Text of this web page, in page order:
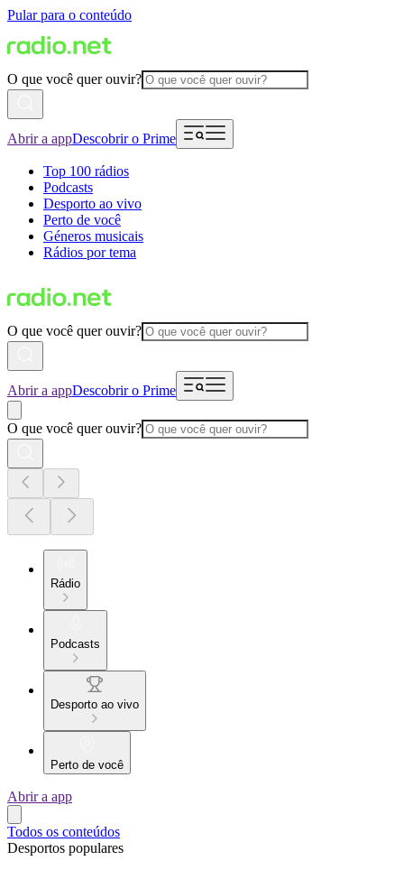
Pular para o conteúdo
O que você quer ouvir?
Abrir a appDescobrir o Prime
Top 100 rádios
Podcasts
Desporto ao vivo
Perto de você
Géneros musicais
Rádios por tema
O que você quer ouvir?
Abrir a appDescobrir o Prime
O que você quer ouvir?
Rádio
Podcasts
Desporto ao vivo
Perto de você
Abrir a app
Todos os conteúdos
Desportos populares